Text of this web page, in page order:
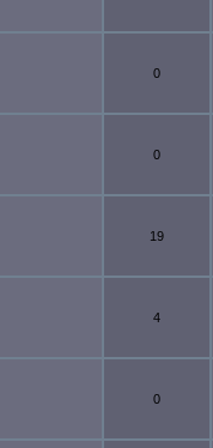
0
0
19
4
0